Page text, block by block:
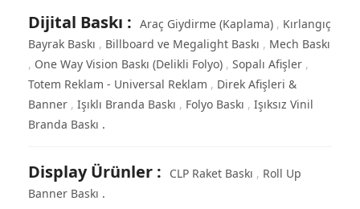
Dijital Baskı : Araç Giydirme (Kaplama)
Kırlangıç
Bayrak Baskı
Billboard ve Megalight Baskı
Mech Baskı
One Way Vision Baskı (Delikli Folyo)
Sopalı Afişler
Totem Reklam - Universal Reklam
Direk Afişleri &
Banner
Işıklı Branda Baskı Folyo Baskı
Işıksız Vinil
Branda Baskı
Display Ürünler : CLP Raket Baskı
Roll Up
Banner Baskı